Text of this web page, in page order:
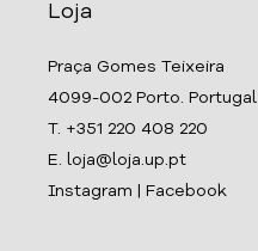
Loja
Praça Gomes Teixeira
4099-002 Porto. Portugal
T. +351 220 408 220
E. loja@loja.up.pt
Instagram
Facebook